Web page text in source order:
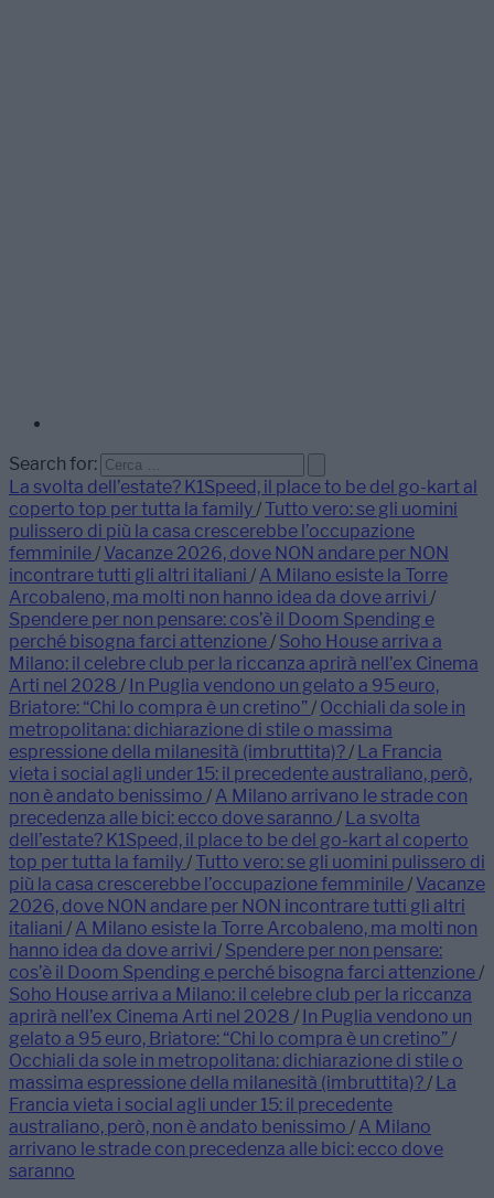
Search for:
La svolta dell’estate? K1Speed, il place to be del go-kart al
coperto top per tutta la family/ Tutto vero: se gli uomini
pulissero di più la casa crescerebbe l’occupazione
femminile/ Vacanze 2026, dove NON andare per NON
incontrare tutti gli altri italiani / A Milano esiste la Torre
Arcobaleno, ma molti non hanno idea da dove arrivi /
Spendere per non pensare: cos’è il Doom Spending e
perché bisogna farci attenzione/ Soho House arriva a
Milano: il celebre club per la riccanza aprirà nell’ex Cinema
Arti nel 2028 / In Puglia vendono un gelato a 95 euro,
Briatore: “Chi lo compra è un cretino”/ Occhiali da sole in
metropolitana: dichiarazione di stile o massima
espressione della milanesità (imbruttita)?/ La Francia
vieta i social agli under 15: il precedente australiano, però,
non è andato benissimo / A Milano arrivano le strade con
precedenza alle bici: ecco dove saranno / La svolta
dell’estate? K1Speed, il place to be del go-kart al coperto
top per tutta la family/ Tutto vero: se gli uomini pulissero di
più la casa crescerebbe l’occupazione femminile/ Vacanze
2026, dove NON andare per NON incontrare tutti gli altri
italiani / A Milano esiste la Torre Arcobaleno, ma molti non
hanno idea da dove arrivi / Spendere per non pensare:
cos’è il Doom Spending e perché bisogna farci attenzione/
Soho House arriva a Milano: il celebre club per la riccanza
aprirà nell’ex Cinema Arti nel 2028 / In Puglia vendono un
gelato a 95 euro, Briatore: “Chi lo compra è un cretino”/
Occhiali da sole in metropolitana: dichiarazione di stile o
massima espressione della milanesità (imbruttita)?/ La
Francia vieta i social agli under 15: il precedente
australiano, però, non è andato benissimo / A Milano
arrivano le strade con precedenza alle bici: ecco dove
saranno